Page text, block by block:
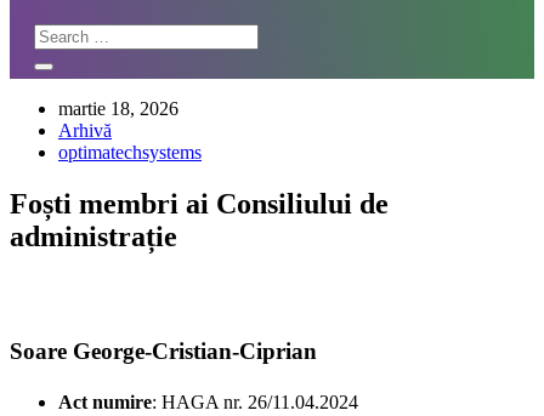
martie 18, 2026
Arhivă
optimatechsystems
Foști membri ai Consiliului de
administrație
Soare George-Cristian-Ciprian
Act numire: HAGA nr. 26/11.04.2024